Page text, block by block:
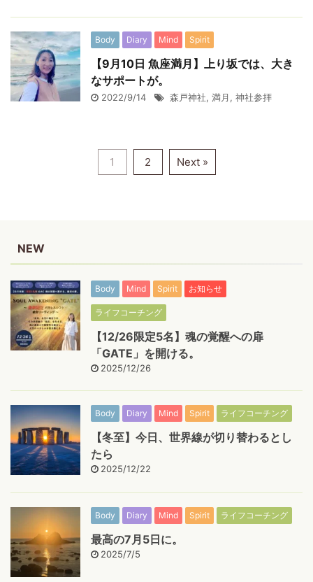
Body Diary Mind Spirit
【9月10日 魚座満月】上り坂では、大き
なサポートが。
2022/9/14 森戸神社, 満月 , 神社参拝
1 2 Next »
NEW
Body Mind Spirit お知らせ
ライフコーチング
【12/26限定5名】魂の覚醒への扉
「GATE」を開ける。
2025/12/26
Body Diary Mind Spirit ライフコーチング
【冬至】今日、世界線が切り替わるとし
たら
2025/12/22
Body Diary Mind Spirit ライフコーチング
最高の7月5日に。
2025/7/5